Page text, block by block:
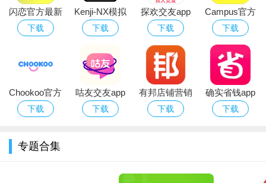
3、可以选择小时预报、分钟降水、天气实况、天气追踪以及
更多产品，时刻掌握天气信息
4、查看雷达回波图以及每一个时间点的天气数据，查看颜色
预警信号
5、当有停课信号发出时，你可以根据颜色信号来查看。
闪恋官方最新
版下载
下载
Kenji-NX模拟
器最新版本下
下载
探欢交友app
官方下载2026
下载
Campus官方
下载最新版本
下载
Chookoo官方
下载2026最新
下载
咕友交友app
下载官方2026
下载
有邦店铺营销
app
下载
确实省钱app
下载
专题合集